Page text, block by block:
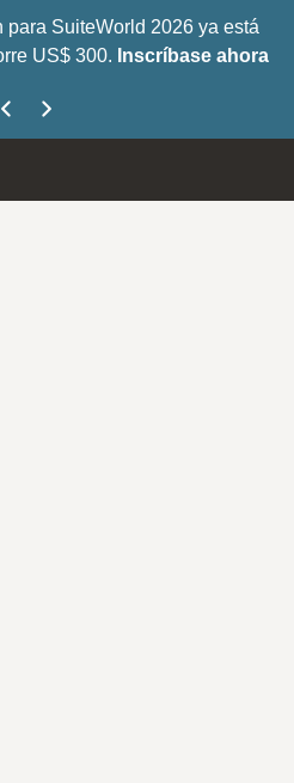
para SuiteWorld 2026 ya está
US$ 300. Inscríbase ahora